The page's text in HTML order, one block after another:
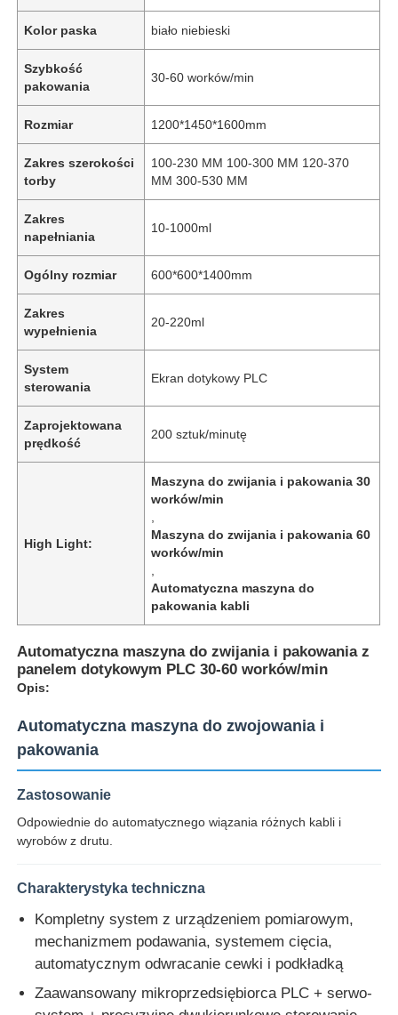
Dom
O nas
Kolor paska biało niebieski
Szybkość
pakowania
30-60 worków/min
Rozmiar 1200*1450*1600mm
Zakres szerokości
torby
100-230 MM 100-300 MM 120-370
MM 300-530 MM
Zakres
napełniania
10-1000ml
Ogólny rozmiar 600*600*1400mm
Zakres
wypełnienia
20-220ml
System
sterowania
Ekran dotykowy PLC
Zaprojektowana
prędkość
200 sztuk/minutę
High Light:
Maszyna do zwijania i pakowania 30
worków/min
Maszyna do zwijania i pakowania 60
worków/min
Automatyczna maszyna do
pakowania kabli
Automatyczna maszyna do zwijania i pakowania z
panelem dotykowym PLC 30-60 worków/min
Opis:
Automatyczna maszyna do zwojowania i
pakowania
Zastosowanie
Odpowiednie do automatycznego wiązania różnych kabli i
wyrobów z drutu.
Charakterystyka techniczna
Kompletny system z urządzeniem pomiarowym,
mechanizmem podawania, systemem cięcia,
automatycznym odwracanie cewki i podkładką
Zaawansowany mikroprzedsiębiorca PLC + serwo-